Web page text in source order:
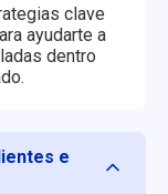
clave
ayudarte a
dentro
e